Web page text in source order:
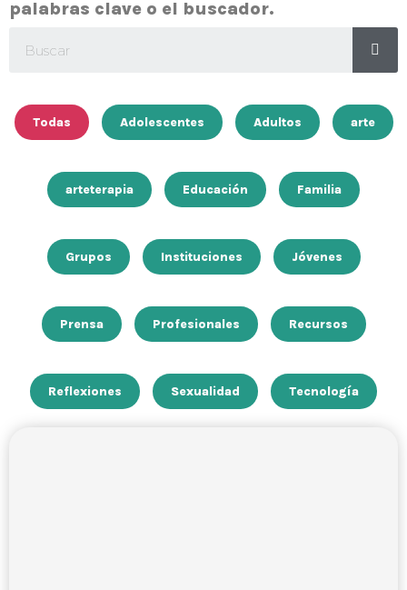
palabras clave o el buscador.
Todas Adolescentes Adultos arte
arteterapia Educación Familia
Grupos Instituciones Jóvenes
Prensa Profesionales Recursos
Reflexiones Sexualidad Tecnología